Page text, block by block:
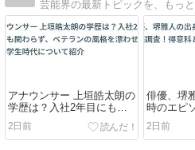
芸能界の最新トピックを、もっと
アナウンサー 上垣皓太朗の
学歴は？入社2年目にも関
わらず、ベテランの風格を
漂わせる彼の学生時代につ
いて紹介
2日前
俳優、堺
時のエピ
査！得意
ついても
2日前